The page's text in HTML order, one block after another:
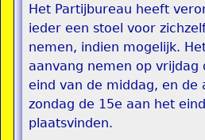
Het Partijbureau heeft
ieder een stoel voor
nemen, indien mogelijk.
aanvang nemen op vrijdag
eind van de middag, en de
zondag de 15e aan het
plaatsvinden.